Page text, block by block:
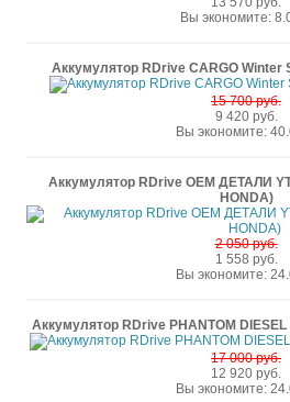
Вы экономите:
Аккумулятор RDrive CARGO Winter
15 700 руб.
9 420 руб.
Вы экономите:
Аккумулятор RDrive OEM ДЕТАЛИ
HONDA)
2 050 руб.
1 558 руб.
Вы экономите:
Аккумулятор RDrive PHANTOM
17 000 руб.
12 920 руб.
Вы экономите: